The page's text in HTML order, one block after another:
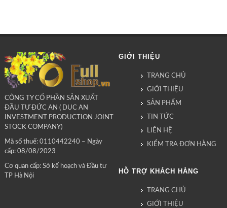
CÔNG TY CỔ PHẦN SẢN XUẤT
ĐẦU TƯ ĐỨC AN ( DUC AN
INVESTMENT PRODUCTION JOINT
STOCK COMPANY)
Mã số thuế: 0110442240 – Ngày
cấp: 08/08/2023
Cơ quan cấp: Sở kế hoạch và Đầu tư
TP Hà Nội
GIỚI THIỆU
TRANG CHỦ
GIỚI THIỆU
SẢN PHẨM
TIN TỨC
LIÊN HỆ
KIỂM TRA ĐƠN HÀNG
HỖ TRỢ KHÁCH HÀNG
TRANG CHỦ
GIỚI THIỆU